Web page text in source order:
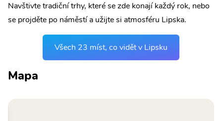
Navštivte tradiční trhy, které se zde konají každý rok, nebo
se projděte po náměstí a užijte si atmosféru Lipska.
Všech 23 míst, co vidět v Lipsku
Mapa